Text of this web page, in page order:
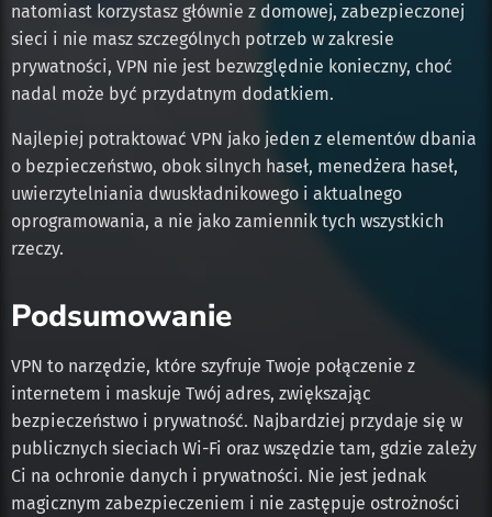
natomiast korzystasz głównie z domowej, zabezpieczonej
sieci i nie masz szczególnych potrzeb w zakresie
prywatności, VPN nie jest bezwzględnie konieczny, choć
nadal może być przydatnym dodatkiem.
Najlepiej potraktować VPN jako jeden z elementów dbania
o bezpieczeństwo, obok silnych haseł, menedżera haseł,
uwierzytelniania dwuskładnikowego i aktualnego
oprogramowania, a nie jako zamiennik tych wszystkich
rzeczy.
Podsumowanie
VPN to narzędzie, które szyfruje Twoje połączenie z
internetem i maskuje Twój adres, zwiększając
bezpieczeństwo i prywatność. Najbardziej przydaje się w
publicznych sieciach Wi-Fi oraz wszędzie tam, gdzie zależy
Ci na ochronie danych i prywatności. Nie jest jednak
magicznym zabezpieczeniem i nie zastępuje ostrożności